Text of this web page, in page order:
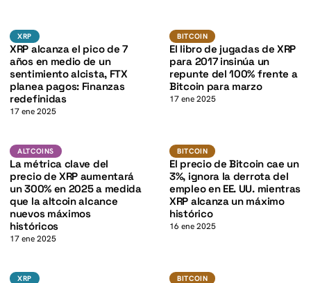
XRPXRP
XRP alcanza el pico de 7
años en medio de un
sentimiento alcista, FTX
planea pagos: Finanzas
redefinidas
17 ene 2025
BITCOIN BTC
BITCOIN
El libro de jugadas de XRP
para 2017 insinúa un
repunte del 100% frente a
Bitcoin para marzo
17 ene 2025
ALTCOINSXRP
K
ALTCOINS
La métrica clave del
precio de XRP aumentará
un 300% en 2025 a medida
que la altcoin alcance
nuevos máximos
históricos
17 ene 2025
BITCOIN BTC
BITCOIN
El precio de Bitcoin cae un
3%, ignora la derrota del
empleo en EE. UU. mientras
XRP alcanza un máximo
histórico
16 ene 2025
XRPXRP BITCOIN
BITCOIN